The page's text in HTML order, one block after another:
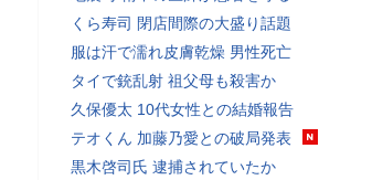
くら寿司 閉店間際の大盛り話題
服は汗で濡れ皮膚乾燥 男性死亡
タイで銃乱射 祖父母も殺害か
久保優太 10代女性との結婚報告
テオくん 加藤乃愛との破局発表
黒木啓司氏 逮捕されていたか